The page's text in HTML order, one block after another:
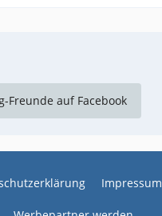
Freunde auf Facebook
Impressum